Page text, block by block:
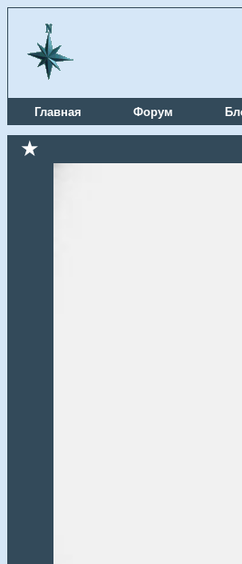
Главная Форум
★